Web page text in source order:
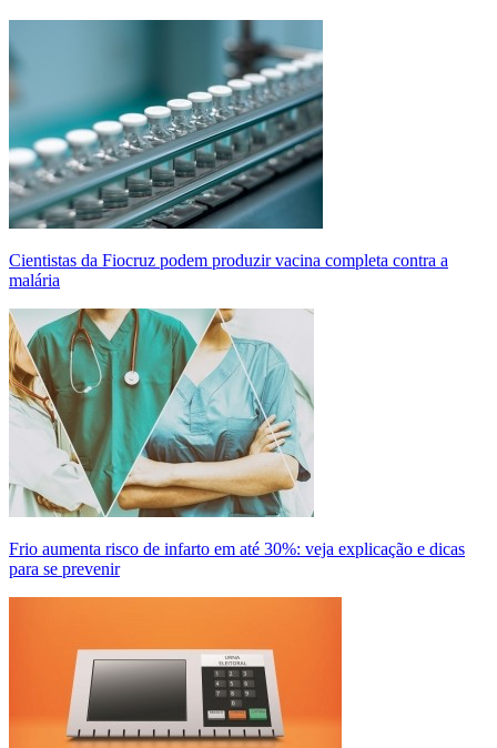
Cientistas da Fiocruz podem produzir vacina completa contra a
malária
Frio aumenta risco de infarto em até 30%: veja explicação e dicas
para se prevenir